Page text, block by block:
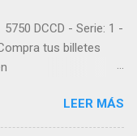
sorteo,
para
a ganar y
DCCD - Serie: 1 -
tus billetes
balotas_panama -
LEER MÁS